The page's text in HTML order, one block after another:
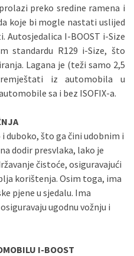
preko sredine ramena i
koje bi mogle nastati uslijed
Autosjedalica I-BOOST i-Size
standardu R129 i-Size, što
Lagana je (teži samo 2,5
iz automobila u
sa i bez ISOFIX-a.
duboko, što ga čini udobnim i
dodir presvlaka, lako je
čistoće, osiguravajući
korištenja. Osim toga, ima
pjene u sjedalu. Ima
ugodnu vožnju i
I-BOOST